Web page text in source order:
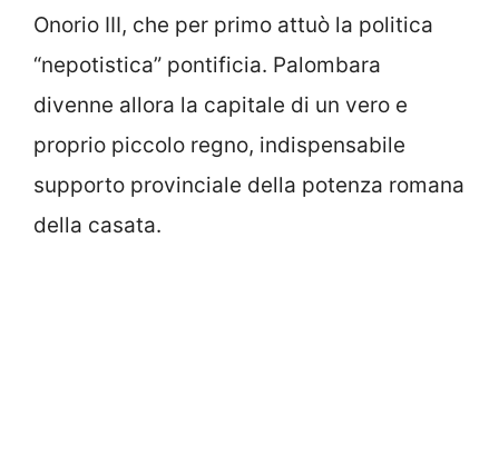
Onorio III, che per primo attuò la politica
“nepotistica” pontificia. Palombara
divenne allora la capitale di un vero e
proprio piccolo regno, indispensabile
supporto provinciale della potenza romana
della casata.